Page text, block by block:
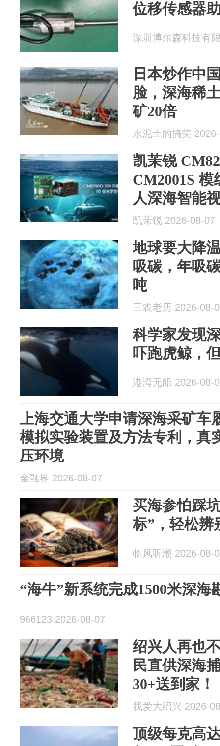
位移传感器
深圳博尔森科技有
日本炒作中
脸，深海稀
矿20倍
水泥土的搞笑
凯茉锐
CM2001S
人深海智能
凯茉锐 2026-08-07
地球要大降
吸碳，年吸
吨
三农老历 2026-08-
科学家发现
吓跑虎鲸，
港湾无船 2026-08-
上海交通大学申请深海采矿车
模拟实验装置及方法专利，真
压环境
金融界 2026-08-07
买海参怕踩
标”，轻松辨
临风听潮 2026-08-
“海牛”新系统完成1500米深海
966123 2026-08-07
绍兴人再也
民直供深海
30+送到家！
我爱大绍兴 2026-
顶级每克高